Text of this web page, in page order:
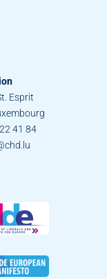
Esprit
41 84